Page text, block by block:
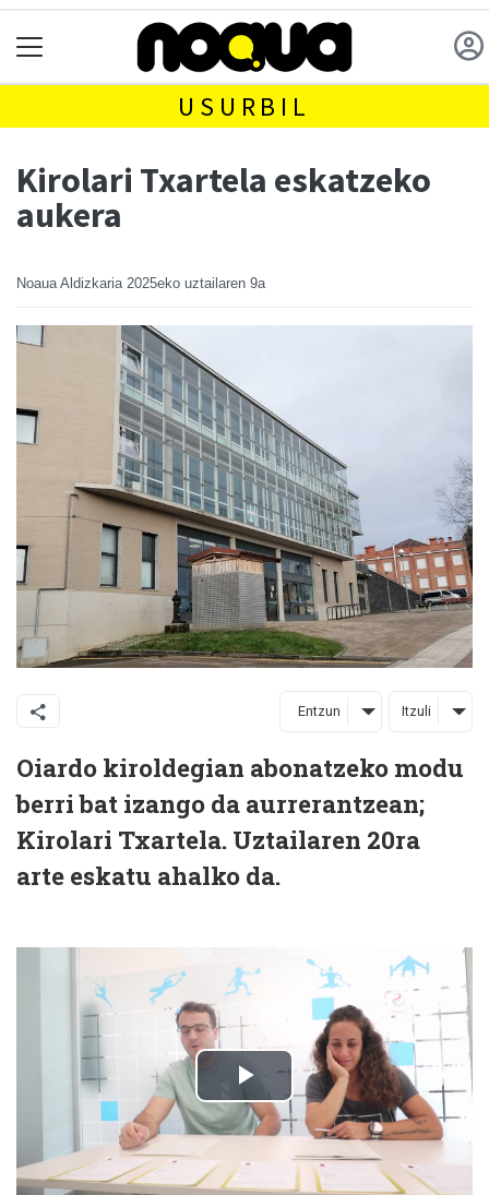
USURBIL
Kirolari Txartela eskatzeko
aukera
Noaua Aldizkaria 2025eko uztailaren 9a
Entzun Itzuli
Oiardo kiroldegian abonatzeko modu
berri bat izango da aurrerantzean;
Kirolari Txartela. Uztailaren 20ra
arte eskatu ahalko da.